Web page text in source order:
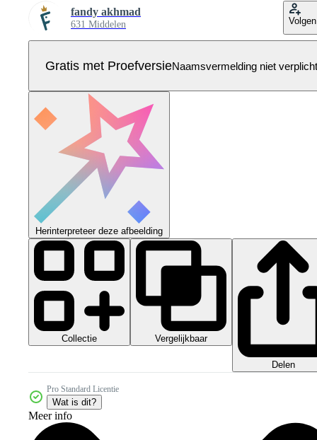
fandy akhmad
631 Middelen Volgen
Gratis met ProefversieNaamsvermelding niet verplicht
Herinterpreteer deze afbeelding
Collectie Vergelijkbaar
Delen
Pro Standard Licentie
Wat is dit?
Meer info